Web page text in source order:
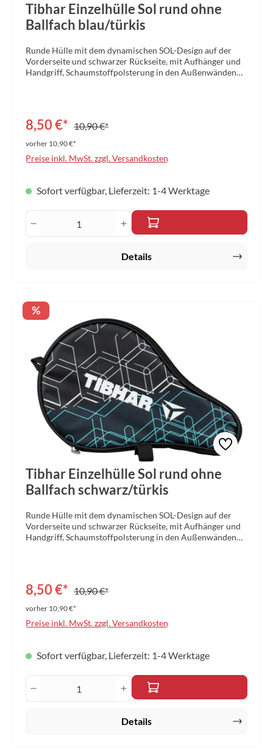
Tibhar Einzelhülle Sol rund ohne
Ballfach blau/türkis
Runde Hülle mit dem dynamischen SOL-Design auf der
Vorderseite und schwarzer Rückseite, mit Aufhänger und
Handgriff, Schaumstoffpolsterung in den Außenwänden
8,50 €* 10,90 €*
vorher 10,90 €*
Preise inkl. MwSt. zzgl. Versandkosten
Sofort verfügbar, Lieferzeit: 1-4 Werktage
Produkt Anzahl: Gib den gewünschten
Details
Rabatt
%
Tibhar Einzelhülle Sol rund ohne
Ballfach schwarz/türkis
Runde Hülle mit dem dynamischen SOL-Design auf der
Vorderseite und schwarzer Rückseite, mit Aufhänger und
Handgriff, Schaumstoffpolsterung in den Außenwänden
8,50 €* 10,90 €*
vorher 10,90 €*
Preise inkl. MwSt. zzgl. Versandkosten
Sofort verfügbar, Lieferzeit: 1-4 Werktage
Produkt Anzahl: Gib den gewünschten
Details